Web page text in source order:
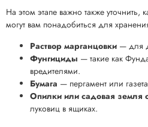
На этом этапе важно также уточнить,
могут вам понадобиться для
Раствор марганцовки — для
Фунгициды — такие как
вредителями.
Бумага — пергамент или
Опилки или садовая земля
луковиц в ящиках.